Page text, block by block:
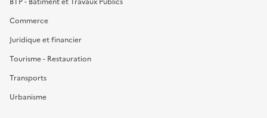
Commerce
Juridique et financier
Tourisme - Restauration
Transports
Urbanisme